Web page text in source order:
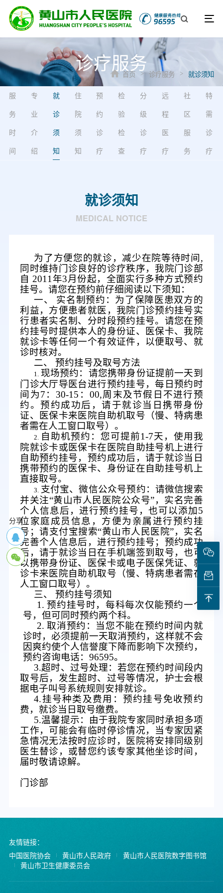
诊疗服务
首页 > 诊疗服务 > 就诊须知
服
务
时
间
专
业
介
绍
就
诊
须
知
住
院
须
知
预
约
诊
疗
检
验
检
查
分
级
诊
疗
远
程
医
疗
社
区
服
务
特
需
诊
疗
就诊须知
MEDICAL NOTICE
为了方便您的就诊，减少在院等待时间 ,
同时维持门诊良好的诊疗秩序，我院门诊部
自 2011年3月份起，全面实行多种方式预约
挂号。请您在预约前仔细阅读以下须知：
一、
实名制预约：为了保障医患双方的
利益，方便患者就医，我院门诊预约挂号实
行患者实名制、分时段预约挂号。请您在预
约挂号时提供本人的身份证、医保卡、我院
就诊卡等任何一个有效证件，以便取号、就
诊时核对。
二、
预约挂号及取号方法
1. 现场预约：请您携带身份证提前一天到
门诊大厅导医台进行预约挂号，每日预约时
间为7 ： 30-15 ： 00,周末及节假日不进行预
约。预约成功后，请于就诊当 日携带身份
证、医保卡来医院自助机取号（慢、特病患
者需在人工窗口取号）。
2. 自助机预约：您可提前1-7天，使用我
院就诊卡或医保卡在医院自助挂号机上进行
自助预约挂号，预约成功后，请于就诊当 日
携带预约的医保卡、身份证在自助挂号机上
直接取号。
3. 支付宝、微信公众号预约：请微信搜索
并关注“黄山市人民医院公众号”，实名完善
个人信息后，进行预约挂号，也可以添加5
位家庭成员信息，方便为亲属进行预约挂
号；请支付宝搜索“黄山市人民医院”，实名
完善个人信息后，进行预约挂号；预约成功
后，请于就诊当日在手机端签到取号，也可
以携带身份证、医保卡或电子医保凭证、就
诊卡来医院自助机取号（慢、特病患者需在
人工窗口取号）。
三、
预约挂号须知
1.预约挂号时，每科每次仅能预约一个
号，但可同时预约两个科。
2.取消预约：当您不能在预约时间内就
诊时，必须提前一天取消预约，这样就不会
因爽约使个人信誉度下降而影响下次预约，
预约咨询电话：96595。
3.超时、过号处理：若您在预约时间段内
取号后，发生超时、过号等情况，护士会根
据电子叫号系统规则 安排就诊。
4.挂号种类及费用： 预约挂号免收预约
费，就诊当日取号缴费。
5.温馨提示：由于我院专家同时承担多项
工作，可能会有临时停诊情况，当专家因紧
急情况无法按时应诊时，医院将安排同级别
医生替诊，或替您约该专家其他坐诊时间，
届时敬请谅解。
门诊部
友情链接：
中国医院协会
黄山市人民政府
黄山市人民医院数字图书馆
黄山市卫生健康委员会
分享